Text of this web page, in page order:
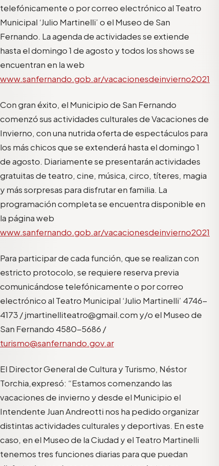
telefónicamente o por correo electrónico al Teatro
Municipal ‘Julio Martinelli’ o el Museo de San
Fernando. La agenda de actividades se extiende
hasta el domingo 1 de agosto y todos los shows se
encuentran en la web
www.sanfernando.gob.ar/vacacionesdeinvierno2021
Con gran éxito, el Municipio de San Fernando
comenzó sus actividades culturales de Vacaciones de
Invierno, con una nutrida oferta de espectáculos para
los más chicos que se extenderá hasta el domingo 1
de agosto. Diariamente se presentarán actividades
gratuitas de teatro, cine, música, circo, títeres, magia
y más sorpresas para disfrutar en familia. La
programación completa se encuentra disponible en
la página web
www.sanfernando.gob.ar/vacacionesdeinvierno2021
Para participar de cada función, que se realizan con
estricto protocolo, se requiere reserva previa
comunicándose telefónicamente o por correo
electrónico al Teatro Municipal ‘Julio Martinelli’ 4746-
4173 / jmartinelliteatro@gmail.com y/o el Museo de
San Fernando 4580-5686 /
turismo@sanfernando.gov.ar
El Director General de Cultura y Turismo, Néstor
Torchia,expresó: “Estamos comenzando las
vacaciones de invierno y desde el Municipio el
Intendente Juan Andreotti nos ha pedido organizar
distintas actividades culturales y deportivas. En este
caso, en el Museo de la Ciudad y el Teatro Martinelli
tenemos tres funciones diarias para que puedan